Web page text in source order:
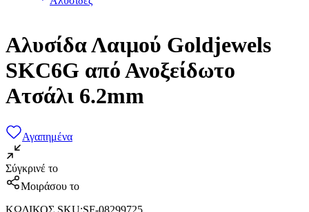
Αλυσίδα Λαιμού Goldjewels
SKC6G από Ανοξείδωτο
Ατσάλι 6.2mm
Αγαπημένα
Σύγκρινέ το
Μοιράσου το
ΚΩΔΙΚΟΣ SKU:SF-08299725